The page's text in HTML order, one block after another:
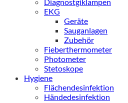
EKG
Geräte
Sauganlagen
Zubehör
Fieberthermometer
Photometer
Stetoskope
Hygiene
Flächendesinfektion
Händedesinfektion